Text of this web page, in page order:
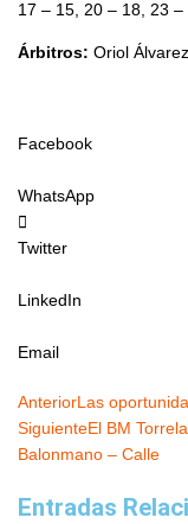
17 – 15, 20 – 18, 23
Árbitros: Oriol
Facebook
WhatsApp
Twitter
LinkedIn
Email
Ant
AnteriorLas
SiguienteEl BM
Balonmano – Calle
Entradas